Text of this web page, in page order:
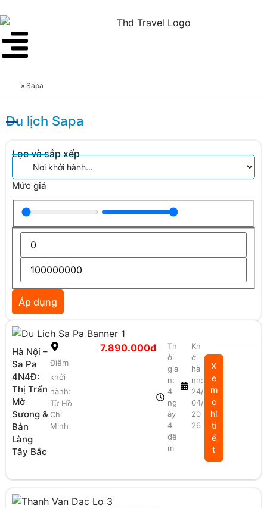
» Sapa
Du lịch Sapa
Lọc và sắp xếp
Mức giá
Áp dụng
Hà Nội –
Sa Pa
4N4Đ:
Thị Trấn
Mờ
Sương &
Bản
Làng
Tây Bắc
Điểm
khởi
hành:
Từ Hồ
Chí
Minh
7.890.000đ
Th
ời
gia
n:
4
ng
ày
4
đê
m
Kh
ởi
hà
nh:
24/
04/
20
26
X
e
m
c
hi
ti
ế
t